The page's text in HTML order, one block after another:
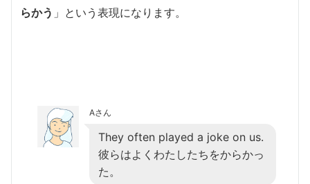
らかう 」という表現になります。
Aさん
They often played a joke on us.
彼らはよくわたしたちをからかっ
た。